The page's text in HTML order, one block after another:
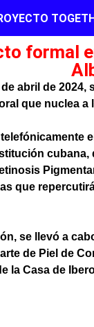
formal
abril de
que nuclea
que
se llevó a
de Piel de
la Casa de